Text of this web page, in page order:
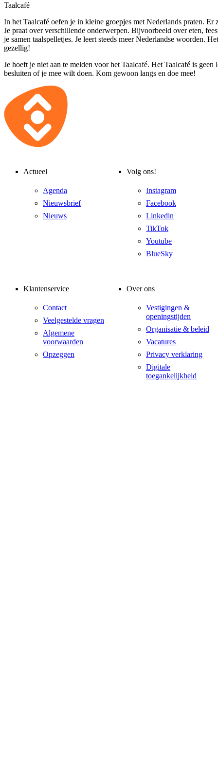
Taalcafé
In het Taalcafé oefen je in kleine groepjes met Nederlands praten.
Je praat over verschillende onderwerpen. Bijvoorbeeld over eten,
je samen taalspelletjes. Je leert steeds meer Nederlandse woorden.
gezellig!
Je hoeft je niet aan te melden voor het Taalcafé. Het Taalcafé is geen
besluiten of je mee wilt doen. Kom gewoon langs en doe mee!
Actueel
Agenda
Nieuwsbrief
Nieuws
Volg ons!
Instagram
Facebook
Linkedin
TikTok
Youtube
BlueSky
Klantenservice
Contact
Veelgestelde vragen
Algemene
voorwaarden
Opzeggen
Over ons
Vestigingen &
openingstijden
Organisatie & beleid
Vacatures
Privacy verklaring
Digitale
toegankelijkheid